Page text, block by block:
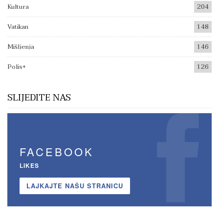
Kultura
204
Vatikan
148
Mišljenja
146
Polis+
126
SLIJEDITE NAS
FACEBOOK
LIKES
LAJKAJTE NAŠU STRANICU